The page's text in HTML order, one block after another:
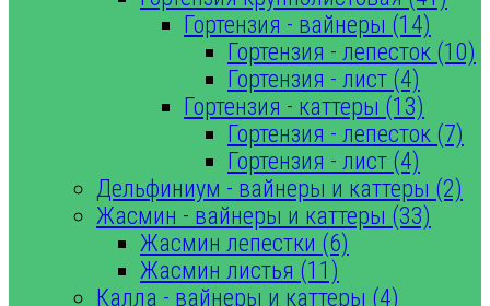
Гортензия - вайнеры (14)
Гортензия - лепесток (10)
Гортензия - лист (4)
Гортензия - каттеры (13)
Гортензия - лепесток (7)
Гортензия - лист (4)
Дельфиниум - вайнеры и каттеры (2)
Жасмин - вайнеры и каттеры (33)
Жасмин лепестки (6)
Жасмин листья (11)
Калла - вайнеры и каттеры (4)